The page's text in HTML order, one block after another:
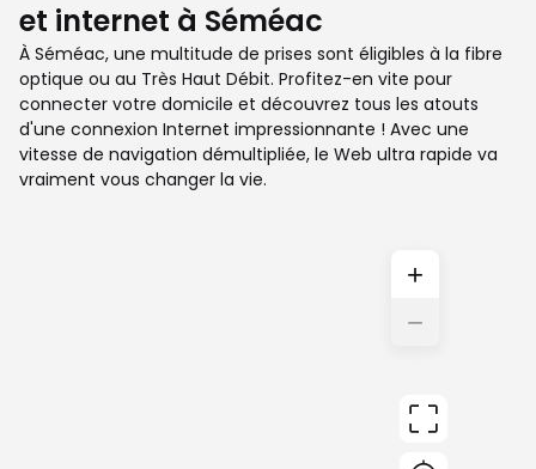
et internet à Séméac
À Séméac, une multitude de prises sont éligibles à la fibre
optique ou au Très Haut Débit. Profitez-en vite pour
connecter votre domicile et découvrez tous les atouts
d'une connexion Internet impressionnante ! Avec une
vitesse de navigation démultipliée, le Web ultra rapide va
vraiment vous changer la vie.
+
−